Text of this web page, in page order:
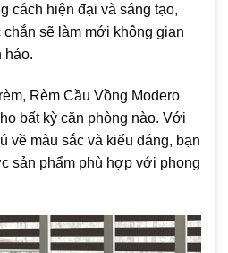
cách hiện đại và sáng tạo,
chắn sẽ làm mới không gian
hảo.
Rèm Cầu Vồng Modero
bất kỳ căn phòng nào. Với
về màu sắc và kiểu dáng, bạn
sản phẩm phù hợp với phong